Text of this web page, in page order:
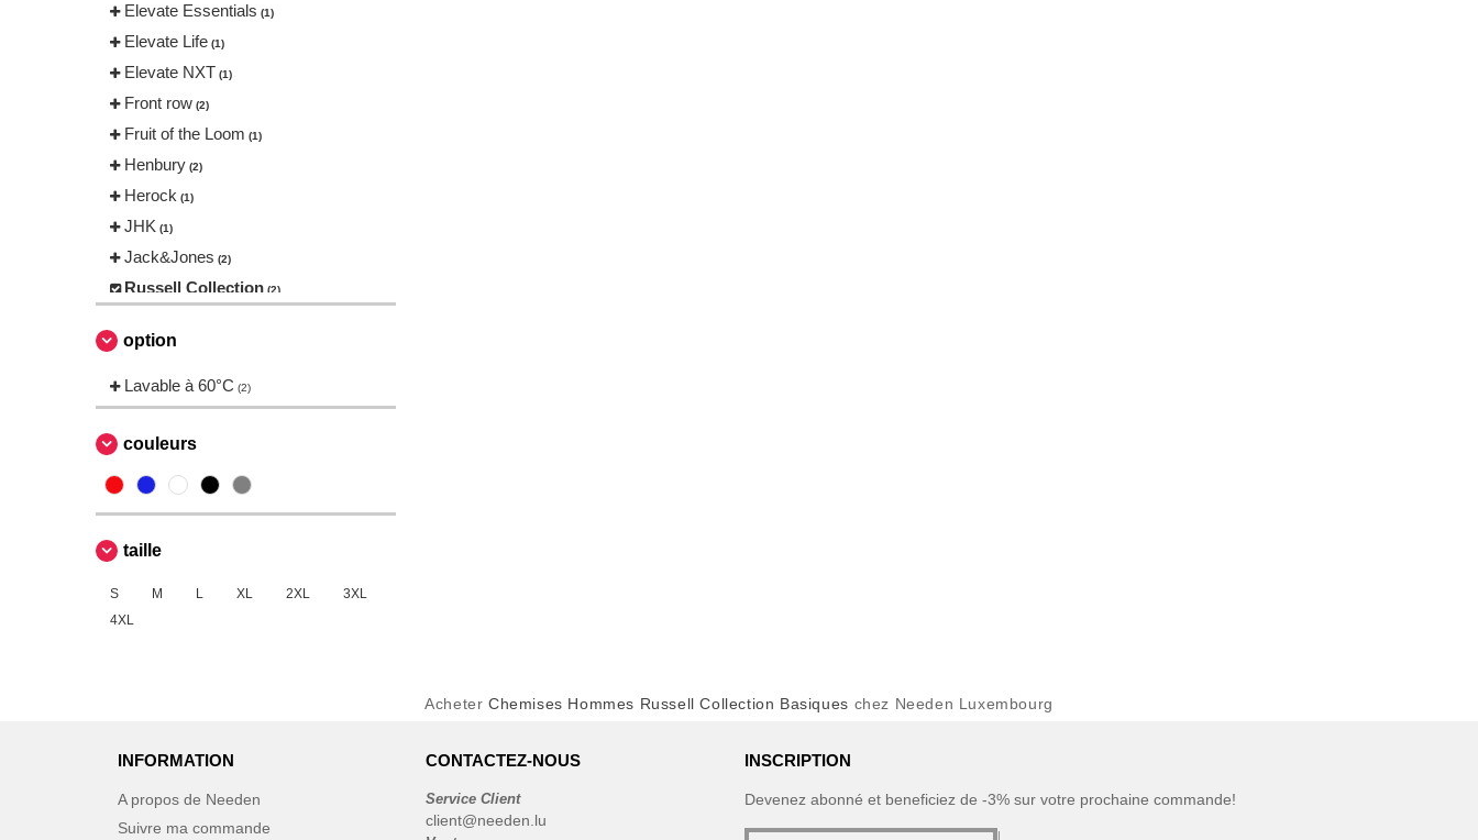
Elevate Essentials (1)
Elevate Life (1)
Elevate NXT (1)
Front row (2)
Fruit of the Loom (1)
Henbury (2)
Herock (1)
JHK (1)
Jack&Jones (2)
Russell Collection (2)
VELILLA
option
Lavable à 60°C (2)
couleurs
taille
S M L XL 2XL
3XL
4XL
AcheterChemises Hommes Russell Collection Basiques chez Needen Luxembourg
INFORMATION
A propos de Needen
Suivre ma commande
CONTACTEZ-NOUS
Service Client
client@needen.lu
INSCRIPTION
Devenez abonné et beneficiez de -3% sur votre prochaine commande!